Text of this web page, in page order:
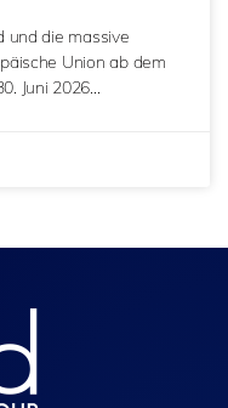
und die massive
Union ab dem
Juni 2026…